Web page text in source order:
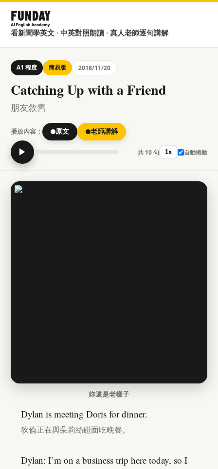
看新聞學英文 · 中英對照朗讀 · 真人老師逐句講解
A1 程度 簡易版 2018/11/20
Catching Up with a Friend
朋友敘舊
播放內容： 原文 老師講解
▶ 共 10 句 1x 自動捲動
妳還是老樣子
Dylan is meeting Doris for dinner.
狄倫正在與朵莉絲碰面吃晚餐。
Dylan: I’m on a business trip here today, so I